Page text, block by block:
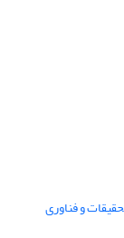
و فناوری